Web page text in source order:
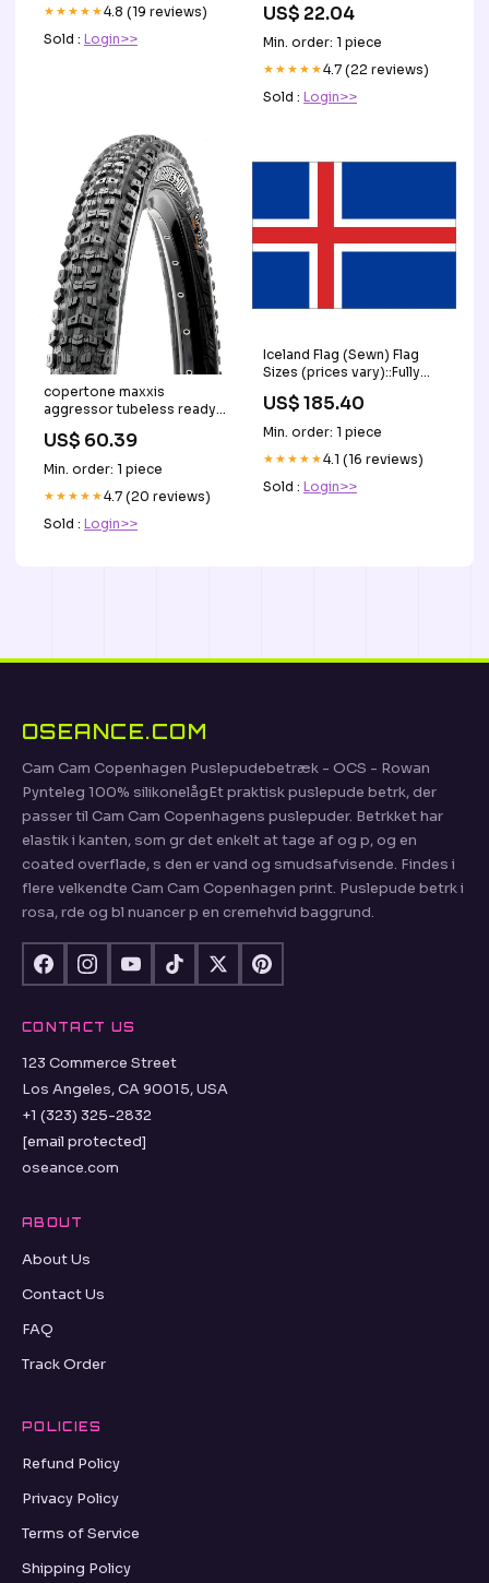
★★★★★4.8 (19 reviews)
Sold : Login>>
first oral GLP-1 receptor
agonist for chronic weight
management in adults with
obesity or overweight and
US$ 22.04
Min. order: 1 piece
★★★★★4.7 (22 reviews)
Sold : Login>>
copertone maxxis
aggressor tubeless ready
portaborraccia syncros
co2
US$ 60.39
Min. order: 1 piece
★★★★★4.7 (20 reviews)
Sold : Login>>
Iceland Flag (Sewn) Flag
Sizes (prices vary)::Fully
1140mm)
US$ 185.40
Min. order: 1 piece
★★★★★4.1 (16 reviews)
Sold : Login>>
OSEANCE.COM
Cam Cam Copenhagen Puslepudebetræk - OCS - Rowan
Pynteleg 100% silikonelågEt praktisk puslepude betrk, der
passer til Cam Cam Copenhagens puslepuder. Betrkket har
elastik i kanten, som gr det enkelt at tage af og p, og en
coated overflade, s den er vand og smudsafvisende. Findes i
flere velkendte Cam Cam Copenhagen print. Puslepude betrk i
rosa, rde og bl nuancer p en cremehvid baggrund.
CONTACT US
123 Commerce Street
Los Angeles, CA 90015, USA
+1 (323) 325-2832
[email protected]
oseance.com
ABOUT
About Us
Contact Us
FAQ
Track Order
POLICIES
Refund Policy
Privacy Policy
Terms of Service
Shipping Policy